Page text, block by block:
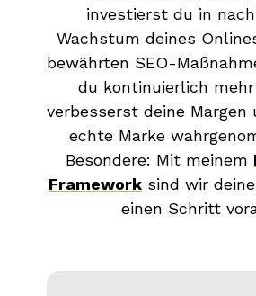
investierst du in
Wachstum deines
bewährten SEO-
du kontinuierlich
verbesserst deine
echte Marke
Besondere: Mit meinem
Framework sind wir
einen Schritt